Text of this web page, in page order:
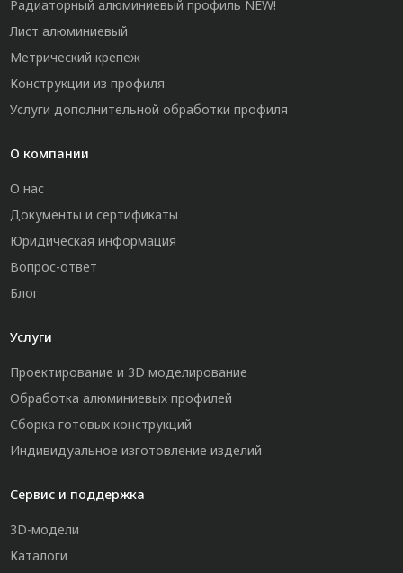
Радиаторный алюминиевый профиль NEW!
Лист алюминиевый
Метрический крепеж
Конструкции из профиля
Услуги дополнительной обработки профиля
О компании
О нас
Документы и сертификаты
Юридическая информация
Вопрос-ответ
Блог
Услуги
Проектирование и 3D моделирование
Обработка алюминиевых профилей
Сборка готовых конструкций
Индивидуальное изготовление изделий
Сервис и поддержка
3D-модели
Каталоги